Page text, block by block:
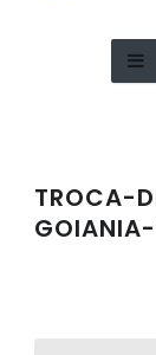
TROCA-